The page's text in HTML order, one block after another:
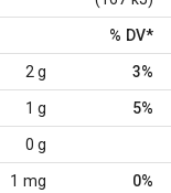
% DV*
2 g 3%
1 g 5%
0 g
1 mg 0%